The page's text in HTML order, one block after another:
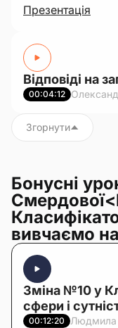
Презентація
Відповіді на
00:04:12
Згорнути
Бонусні
вивчаємо
Зміна №10 у
сфери і
00:12:20 Людмила